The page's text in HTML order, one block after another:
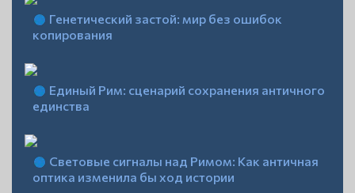
Генетический застой: мир без ошибок
копирования
Единый Рим: сценарий сохранения античного
единства
Световые сигналы над Римом: Как античная
оптика изменила бы ход истории